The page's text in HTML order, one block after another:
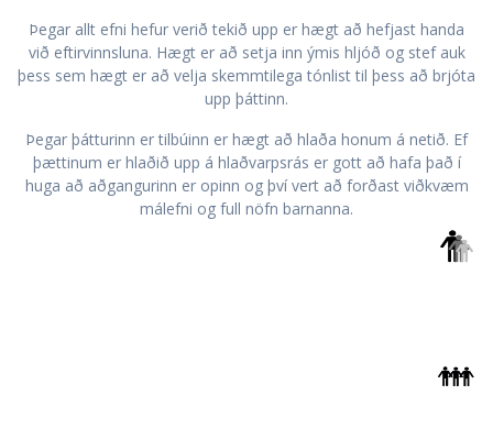
Þegar allt efni hefur verið tekið upp er hægt að hefjast handa
við eftirvinnsluna. Hægt er að setja inn ýmis hljóð og stef auk
þess sem hægt er að velja skemmtilega tónlist til þess að brjóta
upp þáttinn.
Þegar þátturinn er tilbúinn er hægt að hlaða honum á netið. Ef
þættinum er hlaðið upp á hlaðvarpsrás er gott að hafa það í
huga að aðgangurinn er opinn og því vert að forðast viðkvæm
málefni og full nöfn barnanna.